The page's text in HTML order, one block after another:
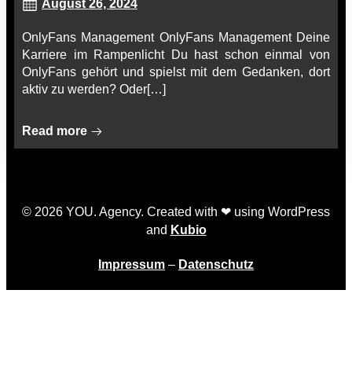
August 26, 2024
OnlyFans Management OnlyFans Management Deine
Karriere im Rampenlicht Du hast schon einmal von
OnlyFans gehört und spielst mit dem Gedanken, dort
aktiv zu werden? Oder[…]
Read more
© 2026 YOU. Agency. Created with ❤ using WordPress
and Kubio
Impressum – Datenschutz